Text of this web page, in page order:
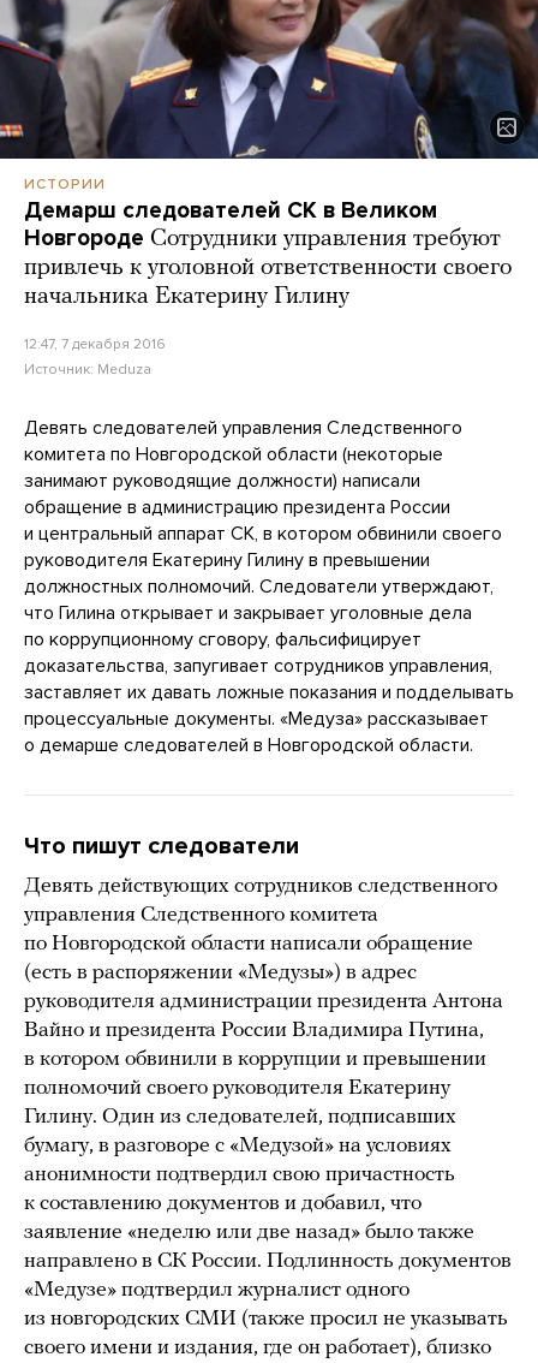
ИСТОРИИ
Демарш следователей СК в Великом
Новгороде Сотрудники управления требуют
привлечь к уголовной ответственности своего
начальника Екатерину Гилину
12:47, 7 декабря 2016
Источник: Meduza
Девять следователей управления Следственного
комитета по Новгородской области (некоторые
занимают руководящие должности) написали
обращение в администрацию президента России
и центральный аппарат СК, в котором обвинили своего
руководителя Екатерину Гилину в превышении
должностных полномочий. Следователи утверждают,
что Гилина открывает и закрывает уголовные дела
по коррупционному сговору, фальсифицирует
доказательства, запугивает сотрудников управления,
заставляет их давать ложные показания и подделывать
процессуальные документы. «Медуза» рассказывает
о демарше следователей в Новгородской области.
Что пишут следователи
Девять действующих сотрудников следственного
управления Следственного комитета
по Новгородской области написали обращение
(есть в распоряжении «Медузы») в адрес
руководителя администрации президента Антона
Вайно и президента России Владимира Путина,
в котором обвинили в коррупции и превышении
полномочий своего руководителя Екатерину
Гилину. Один из следователей, подписавших
бумагу, в разговоре с «Медузой» на условиях
анонимности подтвердил свою причастность
к составлению документов и добавил, что
заявление «неделю или две назад» было также
направлено в СК России. Подлинность документов
«Медузе» подтвердил журналист одного
из новгородских СМИ (также просил не указывать
своего имени и издания, где он работает), близко